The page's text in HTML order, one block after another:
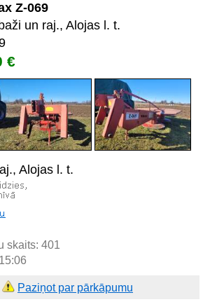
Z-069
un raj., Alojas l. t.
€
Alojas l. t.
skaits: 401
Paziņot par pārkāpumu